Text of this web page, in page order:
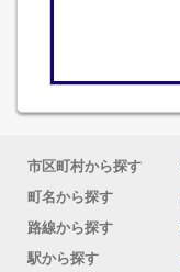
市区町村から探す
町名から探す
路線から探す
駅から探す